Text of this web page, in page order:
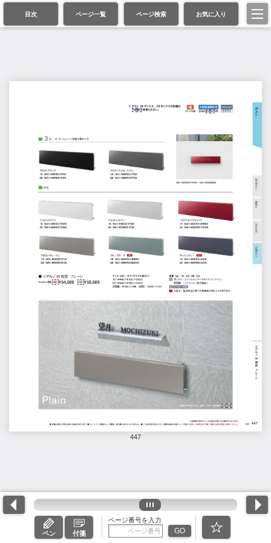
目次 ページ一覧 ページ検索 お気に入り
447
ペン 付箋
ページ番号を入力
GO